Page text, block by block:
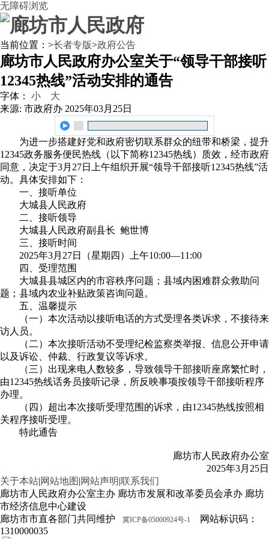
无障碍浏览
当前位置： >长者专版>政府公告
廊坊市人民政府办公室关于“领导干部接听
12345热线”活动安排的通告
字体： 小
大
来源: 市政府办 2025年03月25日
为进一步搭建好党和政府密切联系群众的纽带和桥梁，提升
12345政务服务便民热线（以下简称12345热线）质效，经市政府
同意，决定于3月27日上午组织开展“领导干部接听12345热线”活
动。具体安排如下：
一、接听单位
大城县人民政府
二、接听领导
大城县人民政府副县长 鲍世博
三、接听时间
2025年3月27日（星期四）上午10:00—11:00
四、受理范围
大城县县城区内的市容秩序问题；县域内困难群众救助问
题；县域内农业补贴政策咨询问题。
五、温馨提示
（一）本次活动以接听电话的方式受理各类诉求，不接待来
访人员。
（二）本次接听活动不受理纪检监察类举报、信息公开申请
以及诉讼、仲裁、行政复议等诉求。
（三）出现来电人数较多，导致领导干部接听座席繁忙时，
由12345热线话务员接听记录，所反映事项按领导干部接听程序
办理。
（四）超出本次接听受理范围的诉求，由12345热线按照相
关程序接听受理。
特此通告
廊坊市人民政府办公室
2025年3月25日
关于本站|网站地图 |网站声明|联系我们
廊坊市人民政府办公室主办 廊坊市发展和改革委员会承办 廊坊
市经济信息中心建设
廊坊市市直各部门共同维护
冀ICP备05000924号-1
网站标识码：
1310000035